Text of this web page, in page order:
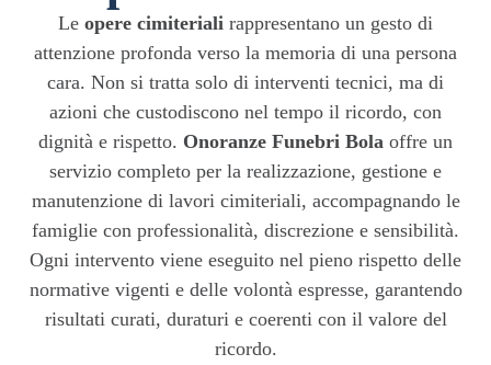
Le opere cimiteriali rappresentano un gesto di
attenzione profonda verso la memoria di una persona
cara. Non si tratta solo di interventi tecnici, ma di
azioni che custodiscono nel tempo il ricordo, con
dignità e rispetto. Onoranze Funebri Bola offre un
servizio completo per la realizzazione, gestione e
manutenzione di lavori cimiteriali, accompagnando le
famiglie con professionalità, discrezione e sensibilità.
Ogni intervento viene eseguito nel pieno rispetto delle
normative vigenti e delle volontà espresse, garantendo
risultati curati, duraturi e coerenti con il valore del
ricordo.